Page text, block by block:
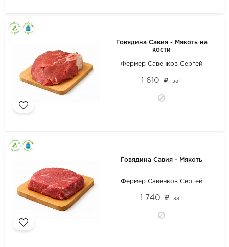
Говядина Савия - Мякоть на
кости
Фермер Савенков Сергей
1 610 за1
Говядина Савия - Мякоть
Фермер Савенков Сергей
1 740 за1